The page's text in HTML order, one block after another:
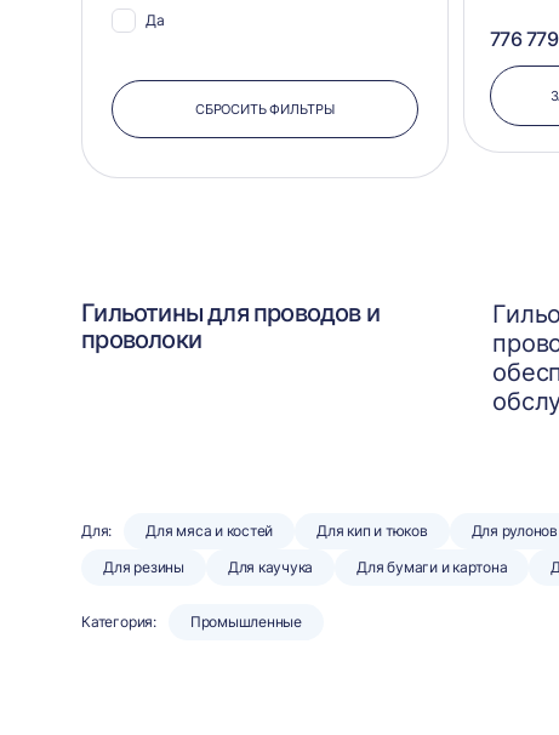
Да
СБРОСИТЬ ФИЛЬТРЫ
776
Гильотины для проводов и
проволоки
Для: Для мяса и костей Для кип и тюков Для рулонов
Для резины
Для каучука Для бумаги и картона
Категория: Промышленные